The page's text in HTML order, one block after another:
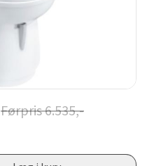
Førpris6.535,-